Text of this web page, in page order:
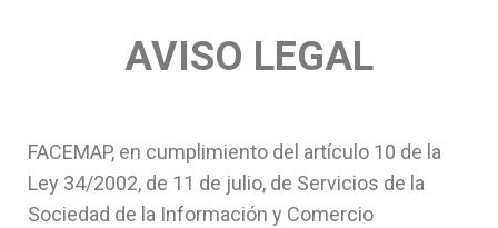
AVISO LEGAL
FACEMAP, en cumplimiento del artículo 10 de la
Ley 34/2002, de 11 de julio, de Servicios de la
Sociedad de la Información y Comercio